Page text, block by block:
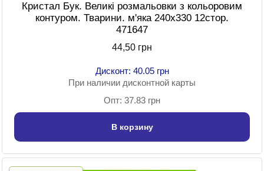
Кристал Бук. Великі розмальовки з кольоровим
контуром. Тварини. м'яка 240х330 12стор.
471647
44,50 грн
Дисконт: 40.05 грн
При наличии дисконтной карты
Опт: 37.83 грн
В корзину